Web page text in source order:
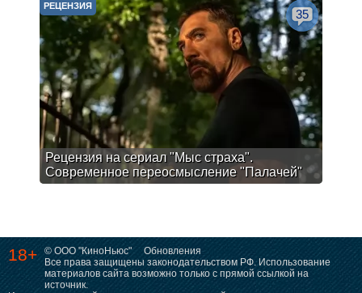
Рецензия на сериал "Мыс страха".
Современное переосмысление "Палачей"
РЕЦЕНЗИЯ
35
18+ © ООО "КиноНьюс"
Обновления
Все права защищены законодательством РФ. Использование
материалов сайта возможно только с прямой ссылкой на
источник.